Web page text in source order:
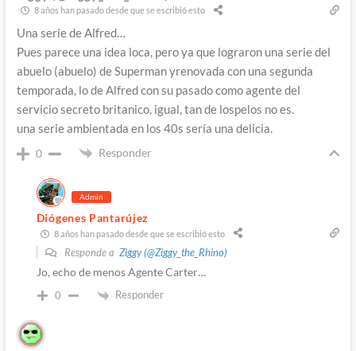
8 años han pasado desde que se escribió esto
Una serie de Alfred…
Pues parece una idea loca, pero ya que lograron una serie del
abuelo (abuelo) de Superman yrenovada con una segunda
temporada, lo de Alfred con su pasado como agente del
servicio secreto britanico, igual, tan de lospelos no es.
una serie ambientada en los 40s sería una delicia.
0 Responder
Admin
Diógenes Pantarújez
8 años han pasado desde que se escribió esto
Responde a Ziggy (@Ziggy_the_Rhino)
Jo, echo de menos Agente Carter…
0 Responder